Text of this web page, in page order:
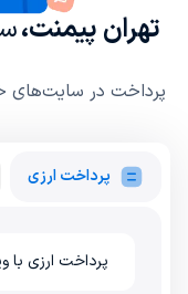
تهران پیمنت،
پرداخت در سایت‌های
پرداخت ارزی
پرداخت ارزی با